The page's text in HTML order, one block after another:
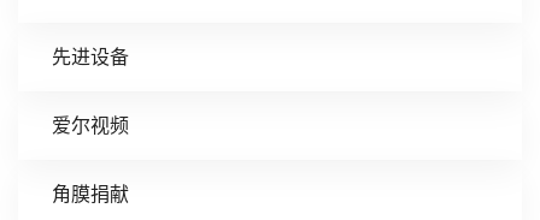
先进设备
爱尔视频
角膜捐献